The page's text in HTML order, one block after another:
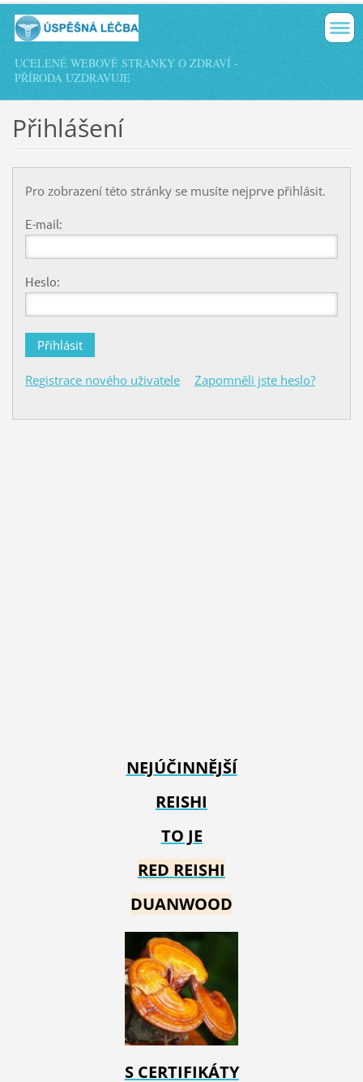
UCELENÉ WEBOVÉ STRÁNKY O ZDRAVÍ -
PŘÍRODA UZDRAVUJE
Přihlášení
Pro zobrazení této stránky se musíte nejprve přihlásit.
E-mail:
Heslo:
Registrace nového uživatele Zapomněli jste heslo?
NEJÚČINNĚJŠÍ
REISHI
TO JE
RED REISHI
DUANWOOD
S CERTIFIKÁTY